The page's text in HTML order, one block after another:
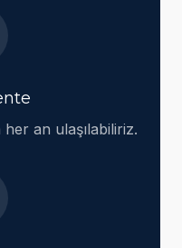
an ulaşılabiliriz.